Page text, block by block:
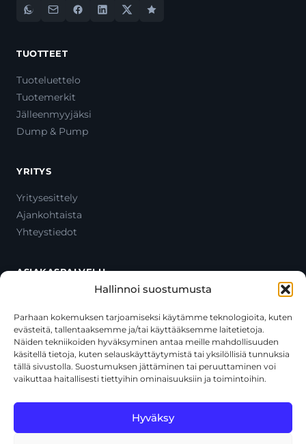
Hallinnoi suostumusta
Parhaan kokemuksen tarjoamiseksi käytämme teknologioita, kuten
evästeitä, tallentaaksemme ja/tai käyttääksemme laitetietoja.
Näiden tekniikoiden hyväksyminen antaa meille mahdollisuuden
käsitellä tietoja, kuten selauskäyttäytymistä tai yksilöllisiä tunnuksia
tällä sivustolla. Suostumuksen jättäminen tai peruuttaminen voi
vaikuttaa haitallisesti tiettyihin ominaisuuksiin ja toimintoihin.
Hyväksy
TUOTTEET
Tuoteluettelo
Tuotemerkit
Jälleenmyyjäksi
Dump & Pump
YRITYS
Yritysesittely
Ajankohtaista
Yhteystiedot
ASIAKASPALVELU
Oma tili
Maksutavat
Toimitustavat
Usein kysytyt kysymykset
+358 44 270 3795
asiakaspalvelu@toolcat.fi